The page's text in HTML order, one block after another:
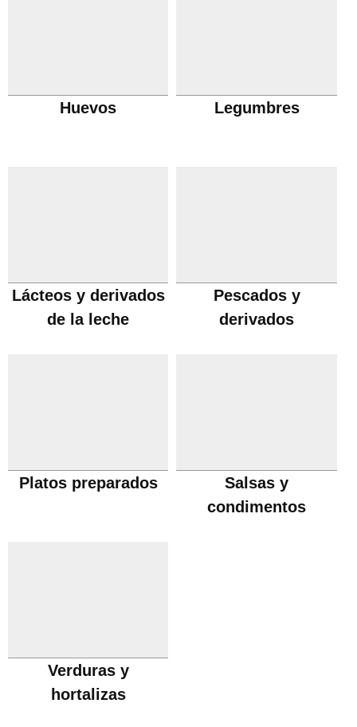
Huevos Legumbres
Lácteos y derivados
de la leche
Pescados y
derivados
Platos preparados
Salsas y
condimentos
Verduras y
hortalizas